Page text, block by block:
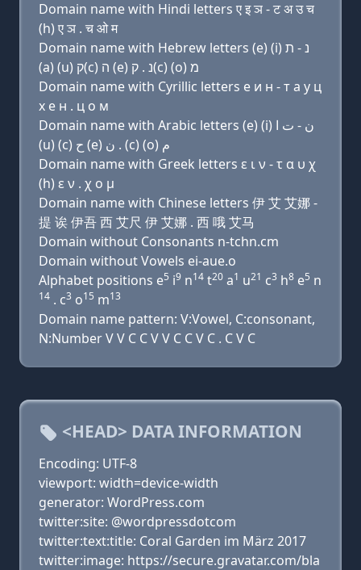
Domain name with Hindi letters ए इ ञ - ट अ उ च
(h) ए ञ . च ओ म
Domain name with Hebrew letters (e) (i) נ - ת
(a) (u) ק(c) ה (e) נ . ק(c) (ο) מ
Domain name with Cyrillic letters e и н - т a у ц
х e н . ц о м
Domain name with Arabic letters (e) (i) ﻥ - ﺕ ﺍ
(u) (c) ﺡ (e) ﻥ . (c) (o) ﻡ
Domain name with Greek letters ε ι ν - τ α υ χ
(h) ε ν . χ ο μ
Domain name with Chinese letters 伊 艾 艾娜 -
提 诶 伊吾 西 艾尺 伊 艾娜 . 西 哦 艾马
Domain without Consonants n-tchn.cm
Domain without Vowels ei-aue.o
Alphabet positions e5 i9 n14 t20 a1 u21 c3 h8 e5 n
14 . c3 o15 m13
Domain name pattern: V:Vowel, C:consonant,
N:Number V V C C V V C C V C . C V C
<HEAD> DATA INFORMATION
Encoding: UTF-8
viewport: width=device-width
generator: WordPress.com
twitter:site: @wordpressdotcom
twitter:text:title: Coral Garden im März 2017
twitter:image: https://secure.gravatar.com/bla